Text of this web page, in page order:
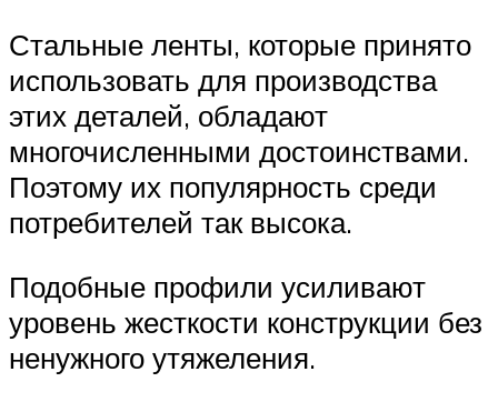
Стальные ленты, которые принято
использовать для производства
этих деталей, обладают
многочисленными достоинствами.
Поэтому их популярность среди
потребителей так высока.
Подобные профили усиливают
уровень жесткости конструкции без
ненужного утяжеления.